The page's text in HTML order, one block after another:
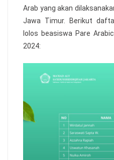
Arab yang akan
Jawa Timur. Berikut
lolos beasiswa Pare
2024: